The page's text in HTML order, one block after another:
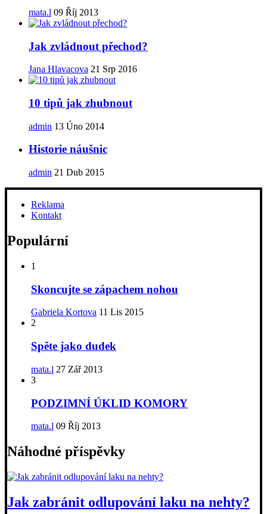
mata.l 09 Říj 2013
Jak zvládnout přechod?
Jana Hlavacova 21 Srp 2016
10 tipů jak zhubnout
admin 13 Úno 2014
Historie náušnic
admin 21 Dub 2015
Reklama
Kontakt
Populární
1
Skoncujte se zápachem nohou
Gabriela Kortova 11 Lis 2015
2
Spěte jako dudek
mata.l 27 Zář 2013
3
PODZIMNÍ ÚKLID KOMORY
mata.l 09 Říj 2013
Náhodné příspěvky
Jak zabránit odlupování laku na nehty?